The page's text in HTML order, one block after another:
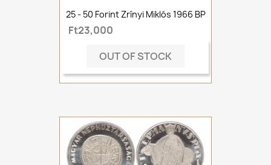
25 - 50 Forint Zrínyi Miklós 1966 BP
Ft23,000
OUT OF STOCK